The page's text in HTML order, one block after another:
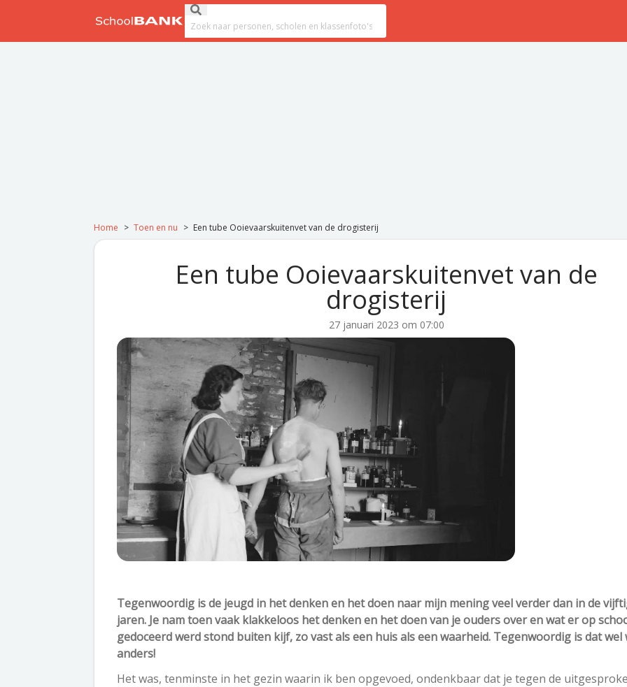
Submit search
Search field
Home > Toen en nu > Een tube Ooievaarskuitenvet van de drogisterij
Een tube Ooievaarskuitenvet van de
drogisterij
27 januari 2023 om 07:00
Tegenwoordig is de jeugd in het denken en het doen naar mijn mening veel verder dan in de
jaren. Je nam toen vaak klakkeloos het denken en het doen van je ouders over en wat er op
gedoceerd werd stond buiten kijf, zo vast als een huis als een waarheid. Tegenwoordig is dat wel
anders!
Het was, tenminste in het gezin waarin ik ben opgevoed, ondenkbaar dat je tegen de